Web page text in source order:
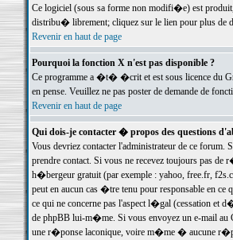
Ce logiciel (sous sa forme non modifi�e) est
distribu� librement; cliquez sur le lien pour plus de
Revenir en haut de page
Pourquoi la fonction X n'est pas disponible ?
Ce programme a �t� �crit et est sous licence du
en pense. Veuillez ne pas poster de demande de
Revenir en haut de page
Qui dois-je contacter � propos des questions
Vous devriez contacter l'administrateur de ce
prendre contact. Si vous ne recevez toujours pas
h�bergeur gratuit (par exemple : yahoo, free.fr,
peut en aucun cas �tre tenu pour responsable en
ce qui ne concerne pas l'aspect l�gal (cessation et
de phpBB lui-m�me. Si vous envoyez un e-mail au
une r�ponse laconique, voire m�me � aucune